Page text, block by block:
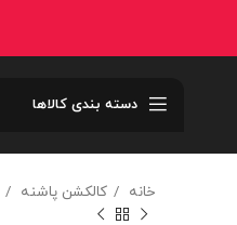
دسته بندی کالاها
خانه کالکشن پاشنه